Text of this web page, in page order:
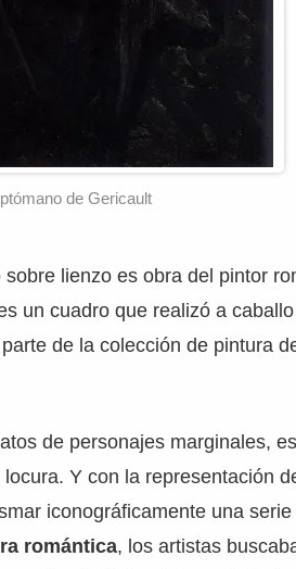
de Gericault
lienzo es obra del pintor
un cuadro que realizó a
de la colección de pintura
de personajes marginales,
Y con la representación
iconográficamente una
romántica, los artistas